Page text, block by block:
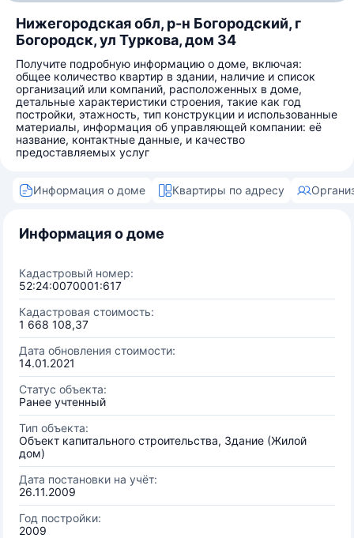
Нижегородская обл, р-н Богородский, г
Богородск, ул Туркова, дом 34
Получите подробную информацию о доме, включая:
общее количество квартир в здании, наличие и список
организаций или компаний, расположенных в доме,
детальные характеристики строения, такие как год
постройки, этажность, тип конструкции и использованные
материалы, информация об управляющей компании: её
название, контактные данные, и качество
предоставляемых услуг
Информация о доме Квартиры по адресу
Информация о доме
Кадастровый номер:
52:24:0070001:617
Кадастровая стоимость:
1 668 108,37
Дата обновления стоимости:
14.01.2021
Статус объекта:
Ранее учтенный
Тип объекта:
Объект капитального строительства, Здание (Жилой
дом)
Дата постановки на учёт:
26.11.2009
Год постройки:
2009